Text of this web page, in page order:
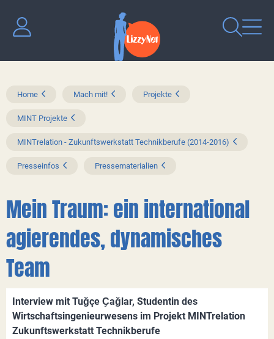
Home Mach mit! Projekte
MINT Projekte
MINTrelation - Zukunftswerkstatt Technikberufe (2014-2016)
Presseinfos Pressematerialien
Mein Traum: ein international
agierendes, dynamisches
Team
Interview mit Tuğçe Ҫağlar, Studentin des
Wirtschaftsingenieurwesens im Projekt MINTrelation
Zukunftswerkstatt Technikberufe